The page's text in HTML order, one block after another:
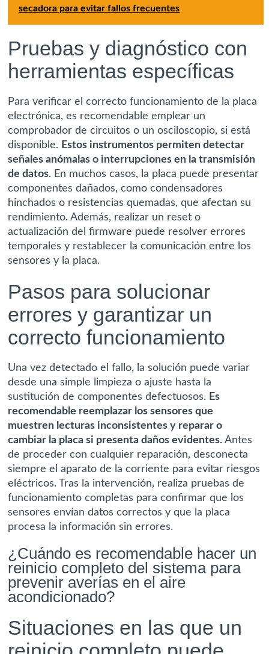
secadora para evitar fallos frecuentes
Pruebas y diagnóstico con
herramientas específicas
Para verificar el correcto funcionamiento de la placa
electrónica, es recomendable emplear un
comprobador de circuitos o un osciloscopio, si está
disponible. Estos instrumentos permiten detectar
señales anómalas o interrupciones en la transmisión
de datos. En muchos casos, la placa puede presentar
componentes dañados, como condensadores
hinchados o resistencias quemadas, que afectan su
rendimiento. Además, realizar un reset o
actualización del firmware puede resolver errores
temporales y restablecer la comunicación entre los
sensores y la placa.
Pasos para solucionar
errores y garantizar un
correcto funcionamiento
Una vez detectado el fallo, la solución puede variar
desde una simple limpieza o ajuste hasta la
sustitución de componentes defectuosos. Es
recomendable reemplazar los sensores que
muestren lecturas inconsistentes y reparar o
cambiar la placa si presenta daños evidentes. Antes
de proceder con cualquier reparación, desconecta
siempre el aparato de la corriente para evitar riesgos
eléctricos. Tras la intervención, realiza pruebas de
funcionamiento completas para confirmar que los
sensores envían datos correctos y que la placa
procesa la información sin errores.
¿Cuándo es recomendable hacer un
reinicio completo del sistema para
prevenir averías en el aire
acondicionado?
Situaciones en las que un